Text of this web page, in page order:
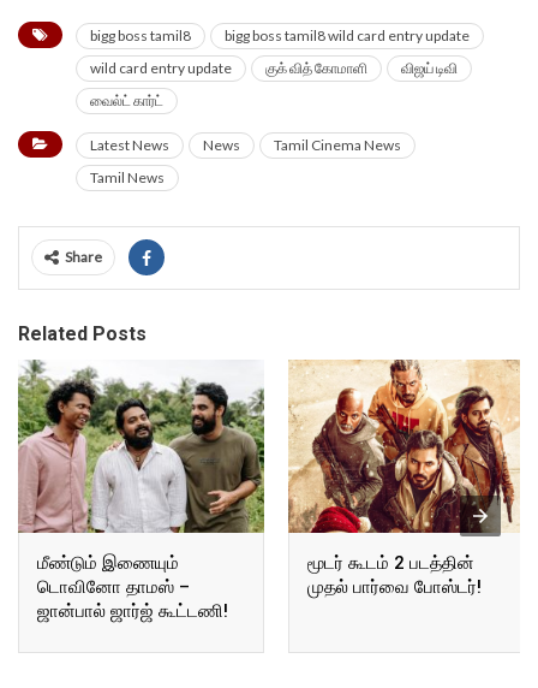
bigg boss tamil8
bigg boss tamil8 wild card entry update
wild card entry update
குக் வித் கோமாளி
விஜய் டிவி
வைல்ட் கார்ட்
Latest News News
Tamil Cinema News
Tamil News
Share
Related Posts
மீண்டும் இணையும்
டொவினோ தாமஸ் –
ஜான்பால் ஜார்ஜ் கூட்டணி!
மூடர் கூடம் 2 படத்தின்
முதல் பார்வை போஸ்டர்!